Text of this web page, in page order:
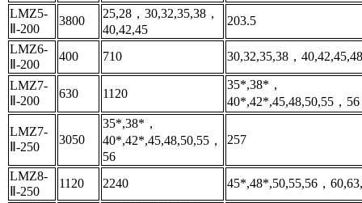
LMZ5-
Ⅱ-200
3800
25,28，30,32,35,38，
40,42,45
203.5
LMZ6-
Ⅱ-200
400 710 30,32,35,38，40,42,45,48
LMZ7-
Ⅱ-200
630 1120
35*,38*，
40*,42*,45,48,50,55，56
LMZ7-
Ⅱ-250
3050
35*,38*，
40*,42*,45,48,50,55，
56
257
LMZ8-
Ⅱ-250
1120 2240 45*,48*,50,55,56，